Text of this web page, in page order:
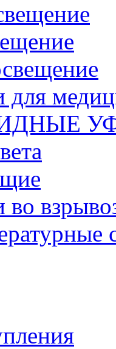
для
во